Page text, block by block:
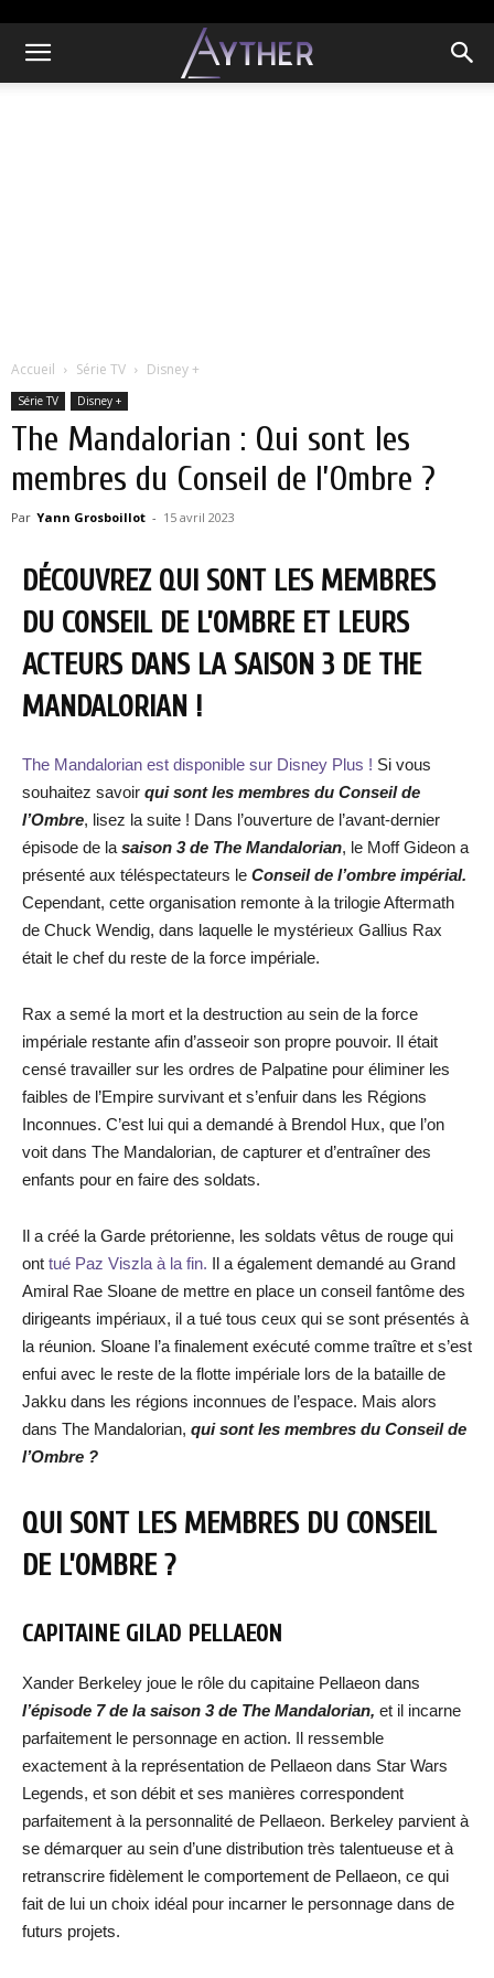
Accueil Série TV Disney +
Série TV Disney +
The Mandalorian : Qui sont les
membres du Conseil de l’Ombre ?
Par Yann Grosboillot - 15 avril 2023
DÉCOUVREZ QUI SONT LES MEMBRES
DU CONSEIL DE L’OMBRE ET LEURS
ACTEURS DANS LA SAISON 3 DE THE
MANDALORIAN !
The Mandalorian est disponible sur Disney Plus ! Si vous
souhaitez savoir qui sont les membres du Conseil de
l’Ombre, lisez la suite ! Dans l’ouverture de l’avant-dernier
épisode de la saison 3 de The Mandalorian, le Moff Gideon a
présenté aux téléspectateurs le Conseil de l’ombre impérial.
Cependant, cette organisation remonte à la trilogie Aftermath
de Chuck Wendig, dans laquelle le mystérieux Gallius Rax
était le chef du reste de la force impériale.
Rax a semé la mort et la destruction au sein de la force
impériale restante afin d’asseoir son propre pouvoir. Il était
censé travailler sur les ordres de Palpatine pour éliminer les
faibles de l’Empire survivant et s’enfuir dans les Régions
Inconnues. C’est lui qui a demandé à Brendol Hux, que l’on
voit dans The Mandalorian, de capturer et d’entraîner des
enfants pour en faire des soldats.
Il a créé la Garde prétorienne, les soldats vêtus de rouge qui
ont tué Paz Viszla à la fin. Il a également demandé au Grand
Amiral Rae Sloane de mettre en place un conseil fantôme des
dirigeants impériaux, il a tué tous ceux qui se sont présentés à
la réunion. Sloane l’a finalement exécuté comme traître et s’est
enfui avec le reste de la flotte impériale lors de la bataille de
Jakku dans les régions inconnues de l’espace. Mais alors
dans The Mandalorian, qui sont les membres du Conseil de
l’Ombre ?
QUI SONT LES MEMBRES DU CONSEIL
DE L’OMBRE ?
CAPITAINE GILAD PELLAEON
Xander Berkeley joue le rôle du capitaine Pellaeon dans
l’épisode 7 de la saison 3 de The Mandalorian, et il incarne
parfaitement le personnage en action. Il ressemble
exactement à la représentation de Pellaeon dans Star Wars
Legends, et son débit et ses manières correspondent
parfaitement à la personnalité de Pellaeon. Berkeley parvient à
se démarquer au sein d’une distribution très talentueuse et à
retranscrire fidèlement le comportement de Pellaeon, ce qui
fait de lui un choix idéal pour incarner le personnage dans de
futurs projets.